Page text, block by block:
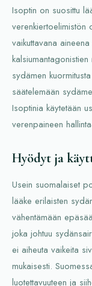
Isoptin on suosittu
verenkiertoelimistön
vaikuttavana
sydämen
säätelemään
Isoptinia käytetään
verenpaineen
Hyödyt ja
Usein suomalaiset
lääke erilaisten
vähentämään
joka johtuu
ei aiheuta vaikeita
mukaisesti.
luotettavuuteen ja